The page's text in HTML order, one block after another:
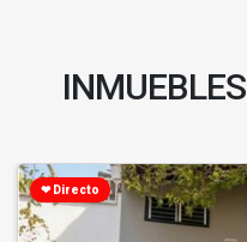
INMUEBLES
❤ Directo